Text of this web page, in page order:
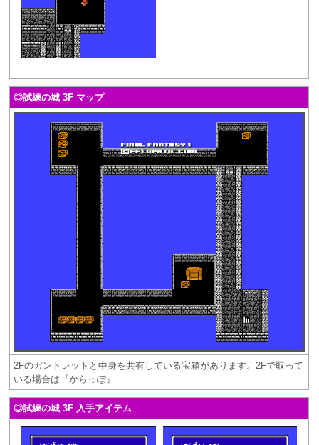
◎試練の城 3F マップ
2Fのガントレットと中身を共有している宝箱があります。2Fで取って
いる場合は『からっぽ』
◎試練の城 3F 入手アイテム